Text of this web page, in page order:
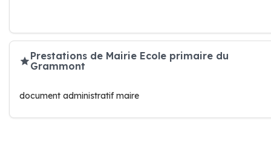
Prestations de Mairie Ecole primaire du
Grammont
document administratif maire